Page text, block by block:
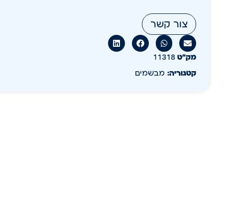
צור קשר
מק״ט 11318
קטגוריה: מבשמים